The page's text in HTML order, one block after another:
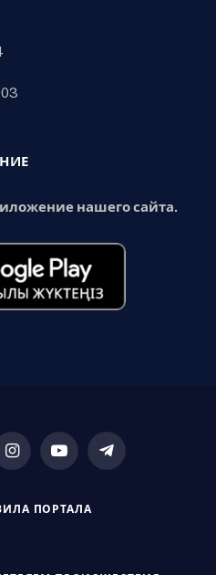
нашего сайта.
InstagramYouTubeTelegram
ПОРТАЛА